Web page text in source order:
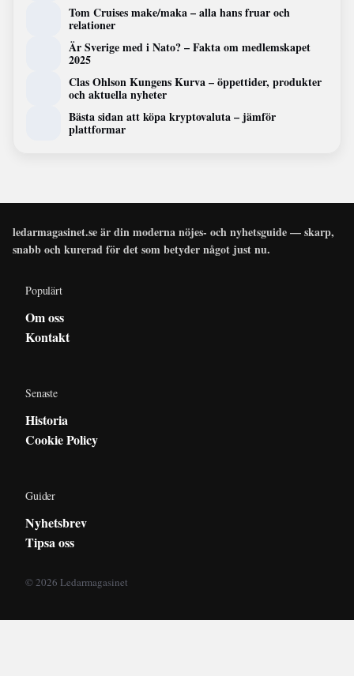
Tom Cruises make/maka – alla hans fruar och
relationer
Är Sverige med i Nato? – Fakta om medlemskapet
2025
Clas Ohlson Kungens Kurva – öppettider, produkter
och aktuella nyheter
Bästa sidan att köpa kryptovaluta – jämför
plattformar
ledarmagasinet.se är din moderna nöjes- och nyhetsguide — skarp,
snabb och kurerad för det som betyder något just nu.
Populärt
Om oss
Kontakt
Senaste
Historia
Cookie Policy
Guider
Nyhetsbrev
Tipsa oss
© 2026 Ledarmagasinet